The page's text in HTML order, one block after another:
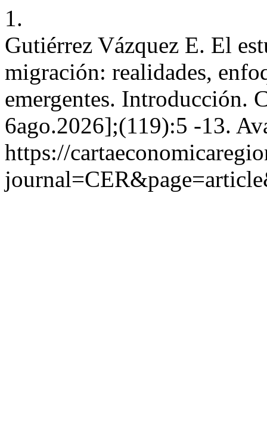
1.
Gutiérrez Vázquez E. El
migración: realidades,
emergentes. Introducción.
6ago.2026];(119):5 -13.
https://